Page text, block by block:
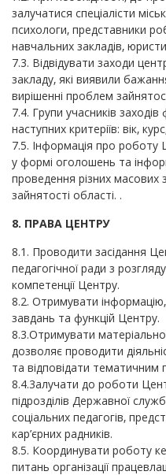
залучатися спеціалісти
психологи, представники
навчальних закладів,
7.3. Відвідувати заходи
закладу, які виявили
вирішенні проблем
7.4. Групи учасників
наступних критеріїв: вік,
7.5. Інформація про
у формі оголошень та
проведення різних масових
зайнятості області. .
8. ПРАВА ЦЕНТРУ
8.1. Проводити засідання
педагогічної ради з
компетенції Центру.
8.2. Отримувати
завдань та функцій Центру.
8.3.Отримувати
дозволяє проводити
та відповідати тематичним
8.4.3алучати до роботи
підрозділів Державної
соціальних педагогів,
кар’єрних радників.
8.5. Координувати роботу
питань організації